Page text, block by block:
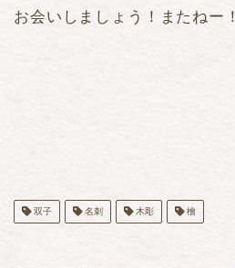
お会いしましょう！またねー！
双子 名刺 木彫 檜